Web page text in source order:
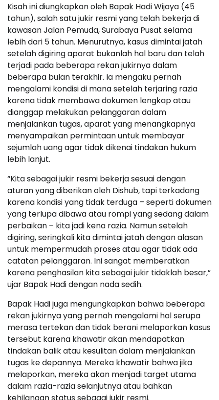
Kisah ini diungkapkan oleh Bapak Hadi Wijaya (45
tahun), salah satu jukir resmi yang telah bekerja di
kawasan Jalan Pemuda, Surabaya Pusat selama
lebih dari 5 tahun. Menurutnya, kasus dimintai jatah
setelah digiring aparat bukanlah hal baru dan telah
terjadi pada beberapa rekan jukirnya dalam
beberapa bulan terakhir. Ia mengaku pernah
mengalami kondisi di mana setelah terjaring razia
karena tidak membawa dokumen lengkap atau
dianggap melakukan pelanggaran dalam
menjalankan tugas, aparat yang menangkapnya
menyampaikan permintaan untuk membayar
sejumlah uang agar tidak dikenai tindakan hukum
lebih lanjut.
“Kita sebagai jukir resmi bekerja sesuai dengan
aturan yang diberikan oleh Dishub, tapi terkadang
karena kondisi yang tidak terduga – seperti dokumen
yang terlupa dibawa atau rompi yang sedang dalam
perbaikan – kita jadi kena razia. Namun setelah
digiring, seringkali kita dimintai jatah dengan alasan
untuk mempermudah proses atau agar tidak ada
catatan pelanggaran. Ini sangat memberatkan
karena penghasilan kita sebagai jukir tidaklah besar,”
ujar Bapak Hadi dengan nada sedih.
Bapak Hadi juga mengungkapkan bahwa beberapa
rekan jukirnya yang pernah mengalami hal serupa
merasa tertekan dan tidak berani melaporkan kasus
tersebut karena khawatir akan mendapatkan
tindakan balik atau kesulitan dalam menjalankan
tugas ke depannya. Mereka khawatir bahwa jika
melaporkan, mereka akan menjadi target utama
dalam razia-razia selanjutnya atau bahkan